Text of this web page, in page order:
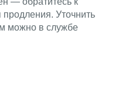
Уточнить
можно в службе